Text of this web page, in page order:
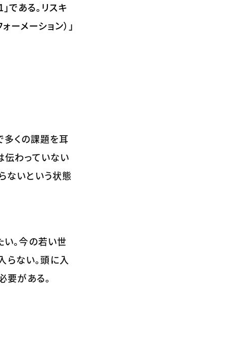
である。リスキ
ーメーション）」
多くの課題を耳
伝わっていない
ないという状態
。今の若い世
らない。頭に入
要がある。